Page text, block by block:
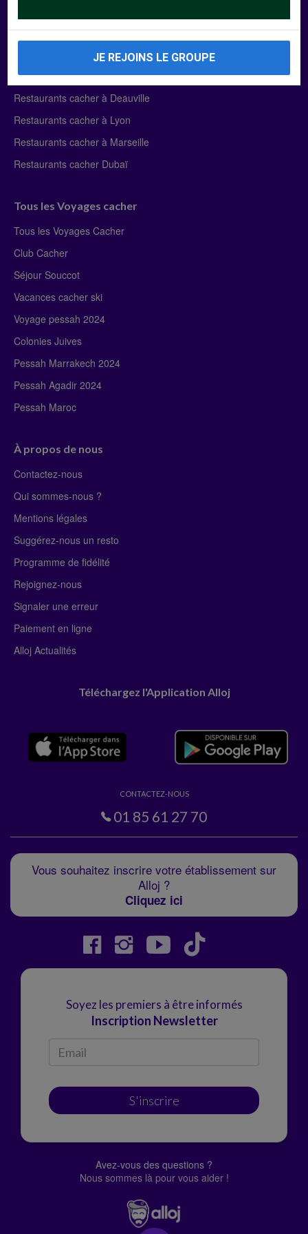
Manger Cacher
Liste des restaurants cacher
Restaurants cacher à Paris
Restaurants cacher à Deauville
Restaurants cacher à Lyon
Restaurants cacher à Marseille
Restaurants cacher Dubaï
Tous les Voyages cacher
Tous les Voyages Cacher
Club Cacher
Séjour Souccot
Vacances cacher ski
Voyage pessah 2024
Colonies Juives
Pessah Marrakech 2024
Pessah Agadir 2024
Pessah Maroc
À propos de nous
Contactez-nous
Qui sommes-nous ?
Mentions légales
Suggérez-nous un resto
Programme de fidélité
Rejoignez-nous
Signaler une erreur
Paiement en ligne
Alloj Actualités
Téléchargez l'Application Alloj
CONTACTEZ-NOUS
01 85 61 27 70
Vous souhaitez inscrire votre établissement sur
Alloj ?
Cliquez ici
Soyez les premiers à être informés
Inscription Newsletter
S'inscrire
Avez-vous des questions ?
Nous sommes là pour vous aider !
JE REJOINS LE GROUPE